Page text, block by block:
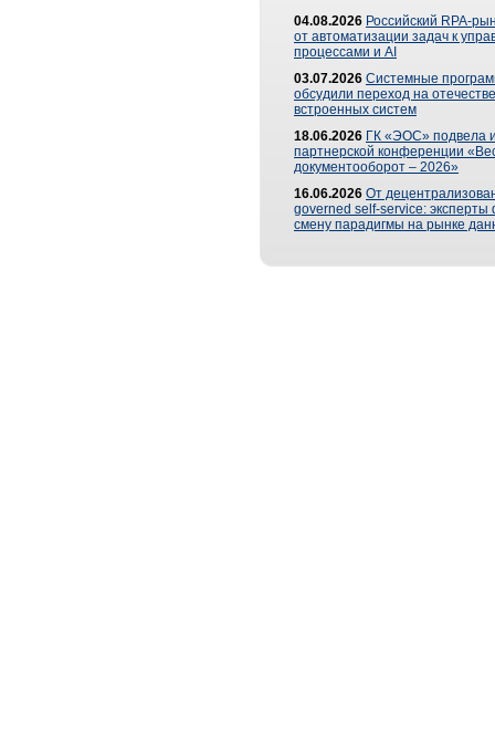
04.08.2026 Российский RPA-
от автоматизации задач к
процессами и AI
03.07.2026 Системные
обсудили переход на
встроенных систем
18.06.2026 ГК «ЭОС» подвела
партнерской конференции
документооборот – 2026»
16.06.2026 От
governed self-service: эксперты
смену парадигмы на рынке